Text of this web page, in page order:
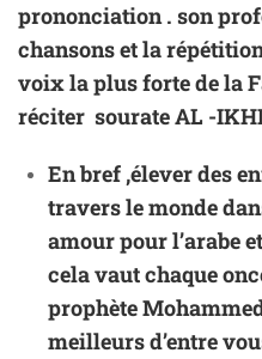
prononciation . son
chansons et la
voix la plus forte de la
En bref ,élever des
travers le monde
amour pour l’arabe
cela vaut chaque
prophète
meilleurs d’entre